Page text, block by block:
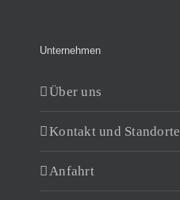
Unternehmen
Über uns
Kontakt und Standorte
Anfahrt